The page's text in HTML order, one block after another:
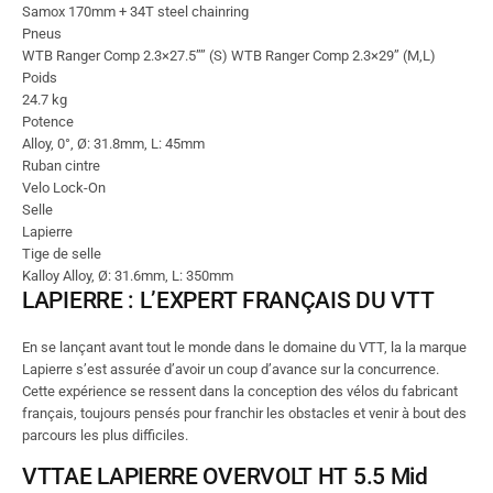
Samox 170mm + 34T steel chainring
Pneus
WTB Ranger Comp 2.3×27.5”” (S) WTB Ranger Comp 2.3×29’’ (M,L)
Poids
24.7 kg
Potence
Alloy, 0°, Ø: 31.8mm, L: 45mm
Ruban cintre
Velo Lock-On
Selle
Lapierre
Tige de selle
Kalloy Alloy, Ø: 31.6mm, L: 350mm
LAPIERRE : L’EXPERT FRANÇAIS DU VTT
En se lançant avant tout le monde dans le domaine du VTT, la la marque
Lapierre s’est assurée d’avoir un coup d’avance sur la concurrence.
Cette expérience se ressent dans la conception des vélos du fabricant
français, toujours pensés pour franchir les obstacles et venir à bout des
parcours les plus difficiles.
VTTAE LAPIERRE OVERVOLT HT 5.5 Mid